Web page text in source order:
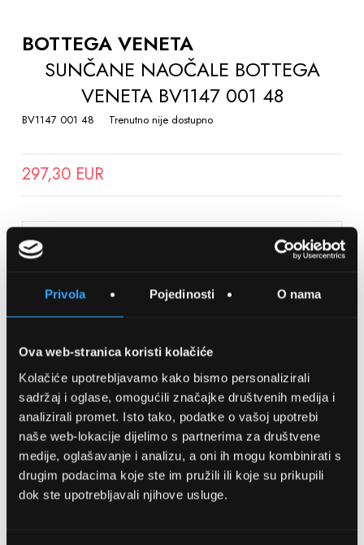
Privola Pojedinosti O nama
Ova web-stranica koristi kolačiće
Kolačiće upotrebljavamo kako bismo personalizirali
sadržaj i oglase, omogućili značajke društvenih medija i
analizirali promet. Isto tako, podatke o vašoj upotrebi
naše web-lokacije dijelimo s partnerima za društvene
medije, oglašavanje i analizu, a oni ih mogu kombinirati s
drugim podacima koje ste im pružili ili koje su prikupili
dok ste upotrebljavali njihove usluge.
THE
BEGINNING
GALLERY
BOTTEGA VENETA
SUNČANE NAOČALE BOTTEGA
VENETA BV1147 001 48
BV1147 001 48 Trenutno nije dostupno
297,30 EUR
SPREMITE NA LISTU ŽELJA
Detalji
OPTIKA NJEGO, POSLOVNICA 1